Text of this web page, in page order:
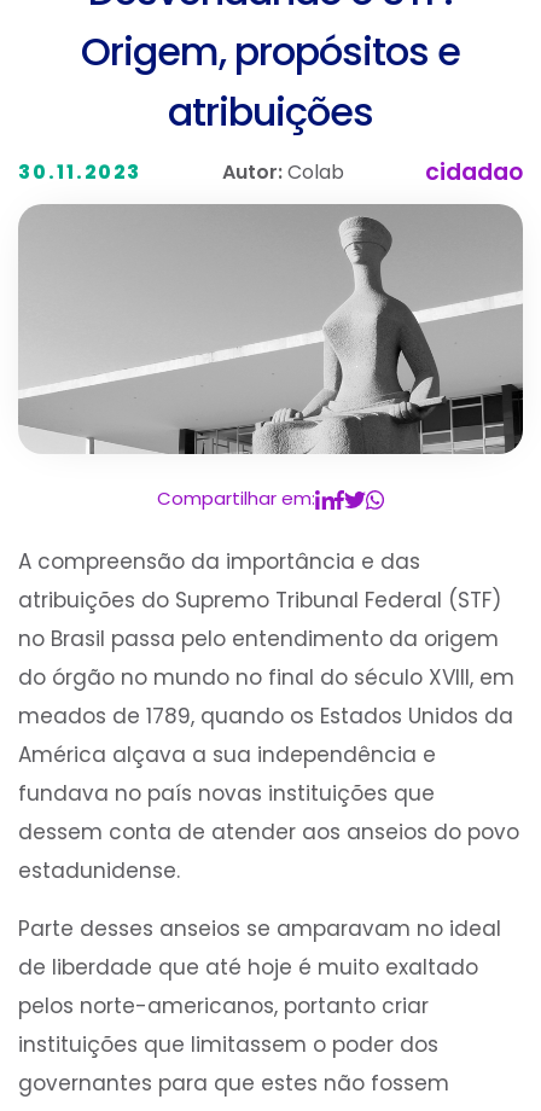
Origem, propósitos e
atribuições
30.11.2023 Autor:Colab cidadao
Compartilhar em:
A compreensão da importância e das
atribuições do Supremo Tribunal Federal (STF)
no Brasil passa pelo entendimento da origem
do órgão no mundo no final do século XVIII, em
meados de 1789, quando os Estados Unidos da
América alçava a sua independência e
fundava no país novas instituições que
dessem conta de atender aos anseios do povo
estadunidense.
Parte desses anseios se amparavam no ideal
de liberdade que até hoje é muito exaltado
pelos norte-americanos, portanto criar
instituições que limitassem o poder dos
governantes para que estes não fossem